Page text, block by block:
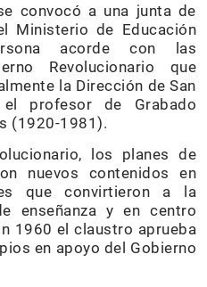
convocó a una junta de
Ministerio de Educación
acorde con las
Revolucionario que
la Dirección de San
profesor de Grabado
(1920-1981).
los planes de
nuevos contenidos en
que convirtieron a la
enseñanza y en centro
1960 el claustro aprueba
en apoyo del Gobierno